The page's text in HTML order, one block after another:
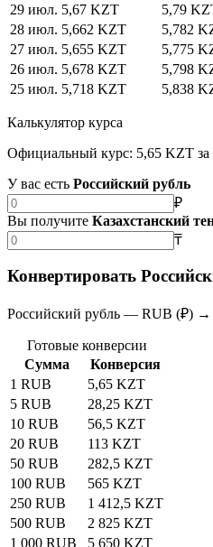
29 июл. 5,67 KZT
5,79
28 июл. 5,662 KZT
5,782
27 июл. 5,655 KZT
5,775
26 июл. 5,678 KZT
5,798
25 июл. 5,718 KZT 5,838
Калькулятор курса
Официальный курс: 5,65 KZT за
У вас есть Российский рубль
₽
Вы получите Казахстанский
₸
Конвертировать
Российский рубль — RUB (₽) →
Готовые конверсии
Сумма
Конверсия
1 RUB
5,65 KZT
5 RUB
28,25 KZT
10 RUB
56,5 KZT
20 RUB
113 KZT
50 RUB
282,5 KZT
100 RUB
565 KZT
250 RUB
1 412,5 KZT
500 RUB
2 825 KZT
1 000 RUB
5 650 KZT